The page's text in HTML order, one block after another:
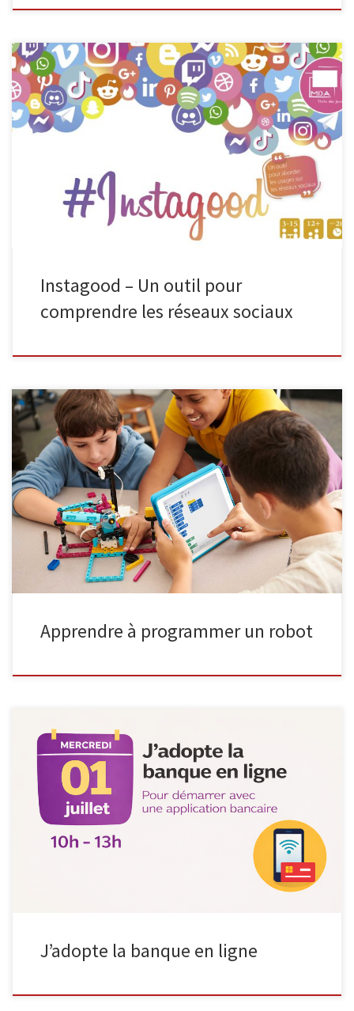
L’EPN de Malmedy, en collaboration avec Infor Jeunes, propose
une animation destinée aux élèves à partir de la 2e secondaire
pour les aider à mieux comprendre les enjeux de leur vie
numérique. Encadrée par deux animateurs (EPN + Infor Jeunes),
cette activité gratuite se déroule en deux séances de 50 […]
Instagood – Un outil pour
comprendre les réseaux sociaux
Destinés aux enfants de 7 à 12 ans, les ateliers d’initiation à la
robotique LEGO invitent les débutants à découvrir, pas à pas, les
bases de la programmation. En construisant et en animant leur
propre robot, ils apprennent en expérimentant… et en s’amusant
! Rendez-vous le mercredi 18 mars, de […]
Apprendre à programmer un robot
Le mercredi 1er juillet, de 10h à 13h, l’Espace Public Numérique
propose un atelier formatif dédié à la banque en ligne, animé par
Febelfin, dans le cadre du cycle Consommaverti. La banque
numérique, c’est les opérations bancaires que vous effectuez via
votre ordinateur, votre tablette ou votre smartphone. Mais
comment […]
J’adopte la banque en ligne